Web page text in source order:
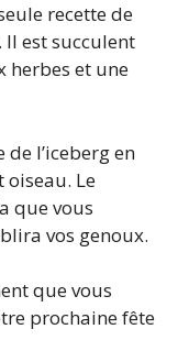
recette de
est succulent
herbes et une
de l’iceberg en
oiseau. Le
que vous
vos genoux.
que vous
prochaine fête